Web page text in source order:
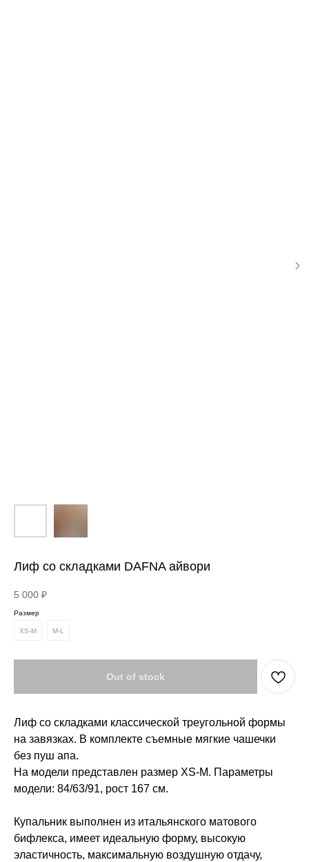
Лиф со складками DAFNA айвори
5 000 ₽
Размер
XS-M M-L
Out of stock
Лиф со складками классической треугольной формы
на завязках. В комплекте съемные мягкие чашечки
без пуш апа.
На модели представлен размер XS-M. Параметры
модели: 84/63/91, рост 167 см.
Купальник выполнен из итальянского матового
бифлекса, имеет идеальную форму, высокую
эластичность, максимальную воздушную отдачу,